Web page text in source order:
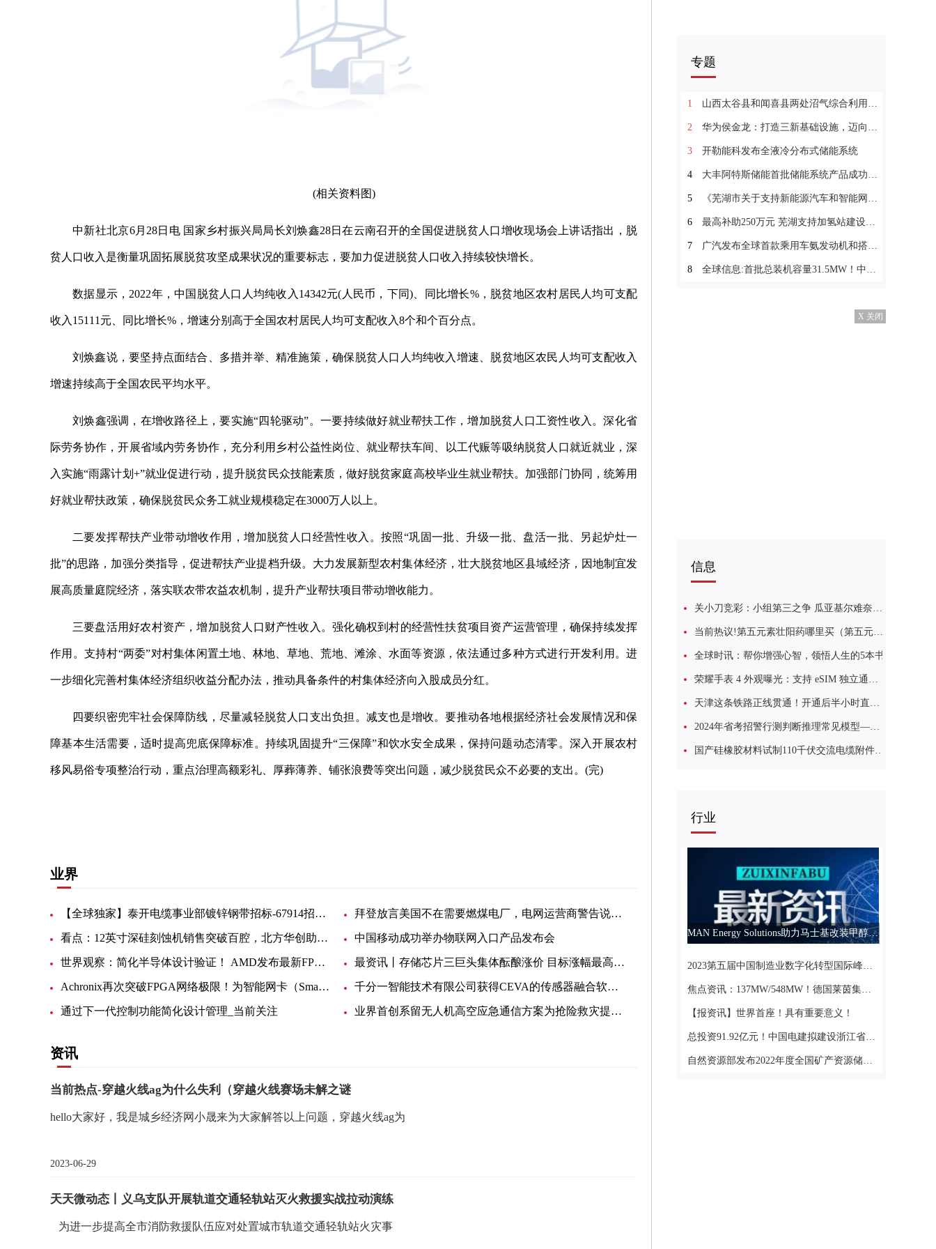
(相关资料图)
中新社北京6月28日电 国家乡村振兴局局长刘焕鑫28日在云南召开的全国促进脱贫人口增收现场会上讲话指出，脱
贫人口收入是衡量巩固拓展脱贫攻坚成果状况的重要标志，要加力促进脱贫人口收入持续较快增长。
数据显示，2022年，中国脱贫人口人均纯收入14342元(人民币，下同)、同比增长%，脱贫地区农村居民人均可支配
收入15111元、同比增长%，增速分别高于全国农村居民人均可支配收入8个和个百分点。
刘焕鑫说，要坚持点面结合、多措并举、精准施策，确保脱贫人口人均纯收入增速、脱贫地区农民人均可支配收入
增速持续高于全国农民平均水平。
刘焕鑫强调，在增收路径上，要实施“四轮驱动”。一要持续做好就业帮扶工作，增加脱贫人口工资性收入。深化省
际劳务协作，开展省域内劳务协作，充分利用乡村公益性岗位、就业帮扶车间、以工代赈等吸纳脱贫人口就近就业，深
入实施“雨露计划+”就业促进行动，提升脱贫民众技能素质，做好脱贫家庭高校毕业生就业帮扶。加强部门协同，统筹用
好就业帮扶政策，确保脱贫民众务工就业规模稳定在3000万人以上。
二要发挥帮扶产业带动增收作用，增加脱贫人口经营性收入。按照“巩固一批、升级一批、盘活一批、另起炉灶一
批”的思路，加强分类指导，促进帮扶产业提档升级。大力发展新型农村集体经济，壮大脱贫地区县域经济，因地制宜发
展高质量庭院经济，落实联农带农益农机制，提升产业帮扶项目带动增收能力。
三要盘活用好农村资产，增加脱贫人口财产性收入。强化确权到村的经营性扶贫项目资产运营管理，确保持续发挥
作用。支持村“两委”对村集体闲置土地、林地、草地、荒地、滩涂、水面等资源，依法通过多种方式进行开发利用。进
一步细化完善村集体经济组织收益分配办法，推动具备条件的村集体经济向入股成员分红。
四要织密兜牢社会保障防线，尽量减轻脱贫人口支出负担。减支也是增收。要推动各地根据经济社会发展情况和保
障基本生活需要，适时提高兜底保障标准。持续巩固提升“三保障”和饮水安全成果，保持问题动态清零。深入开展农村
移风易俗专项整治行动，重点治理高额彩礼、厚葬薄养、铺张浪费等突出问题，减少脱贫民众不必要的支出。(完)
业界
【全球独家】泰开电缆事业部镀锌钢带招标-67914招标公告 拜登放言美国不在需要燃煤电厂，电网运营商警告说将出现大面积停电 天天要闻
看点：12英寸深硅刻蚀机销售突破百腔，北方华创助力Chiplet TSV工艺发展 中国移动成功举办物联网入口产品发布会
世界观察：简化半导体设计验证！ AMD发布最新FPGA芯片，Q3送样客户 最资讯丨存储芯片三巨头集体酝酿涨价 目标涨幅最高8%
Achronix再次突破FPGA网络极限！为智能网卡（SmartNIC）提供400 GbE速度和PCIe Gen 5.0功能 千分一智能技术有限公司获得CEVA的传感器融合软件授权许可 部署用于全球领先移动设备OEM厂商的触控笔产品
通过下一代控制功能简化设计管理_当前关注 业界首创系留无人机高空应急通信方案为抢险救灾提供保障|世界热点
资讯
当前热点-穿越火线ag为什么失利（穿越火线赛场未解之谜
hello大家好，我是城乡经济网小晟来为大家解答以上问题，穿越火线ag为
2023-06-29
天天微动态丨义乌支队开展轨道交通轻轨站灭火救援实战拉动演练
为进一步提高全市消防救援队伍应对处置城市轨道交通轻轨站火灾事
专题
1 山西太谷县和闻喜县两处沼气综合利用项目并网发电 当前滚动
2 华为侯金龙：打造三新基础设施，迈向数字能源新时代
3 开勒能科发布全液冷分布式储能系统
4 大丰阿特斯储能首批储能系统产品成功下线
5 《芜湖市关于支持新能源汽车和智能网联汽车产业高质量发展若干政策》发布_天天通讯
6 最高补助250万元 芜湖支持加氢站建设运营 推广使用燃料电池汽车
7 广汽发布全球首款乘用车氨发动机和搭载氢电混合系统的整车-全球视讯
8 全球信息:首批总装机容量31.5MW！中南水泥湖南区域光伏项目集中签约
X 关闭
信息
关小刀竞彩：小组第三之争 瓜亚基尔难奈波特诺 环球快消息
当前热议!第五元素壮阳药哪里买（第五元素壮阳药）
全球时讯：帮你增强心智，领悟人生的5本书
荣耀手表 4 外观曝光：支持 eSIM 独立通话，方形表盘设计
天津这条铁路正线贯通！开通后半小时直达大兴机场！
2024年省考招警行测判断推理常见模型——求异论证
国产硅橡胶材料试制110千伏交流电缆附件顺利通过出厂试验
行业
MAN Energy Solutions助力马士基改装甲醇双燃料动力集装箱船舶
2023第五届中国制造业数字化转型国际峰会圆满落幕！_世界微头条
焦点资讯：137MW/548MW！德国莱茵集团美国储能项目即将开始商业运营
【报资讯】世界首座！具有重要意义！
总投资91.92亿元！中国电建拟建设浙江省景宁抽水蓄能电站
自然资源部发布2022年度全国矿产资源储量统计数据 中国石油六座油气田新增储量规模升级“大型” 即时看